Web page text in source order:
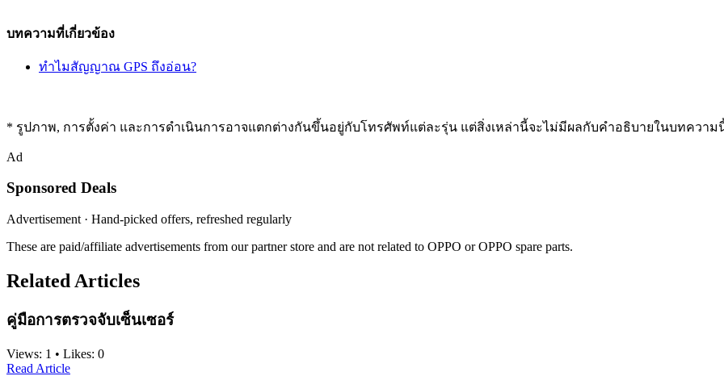
บทความที่เกี่ยวข้อง
ทำไมสัญญาณ GPS ถึงอ่อน?
* รูปภาพ, การตั้งค่า และการดำเนินการอาจแตกต่างกันขึ้นอยู่กับโทรศัพท์แต่ละรุ่น แต่สิ่งเหล่านี้จะไม่มีผลกับคำอธิบายในบทความ
Ad
Sponsored Deals
Advertisement · Hand-picked offers, refreshed regularly
These are paid/affiliate advertisements from our partner store and are not related to OPPO or OPPO spare parts.
Related Articles
คู่มือการตรวจจับเซ็นเซอร์
Views: 1 • Likes: 0
Read Article